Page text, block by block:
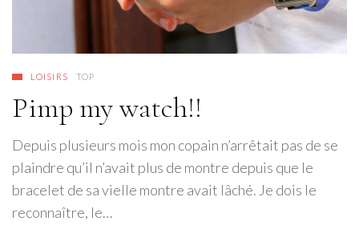
LOISIRS TOP
Pimp my watch!!
Depuis plusieurs mois mon copain n’arrêtait pas de se
plaindre qu’il n’avait plus de montre depuis que le
bracelet de sa vielle montre avait lâché. Je dois le
reconnaître, le…